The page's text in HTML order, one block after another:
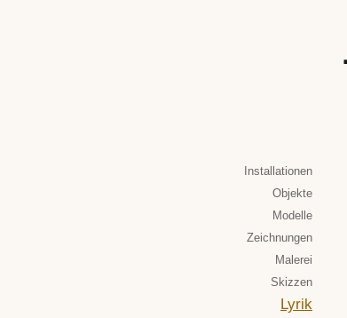
Installationen
Objekte
Modelle
Zeichnungen
Malerei
Skizzen
Lyrik